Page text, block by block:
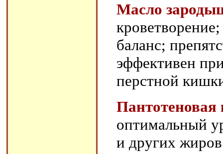
Масло
баланс;
эффективен
перстной
Пантотеновая
оптимальный
и других